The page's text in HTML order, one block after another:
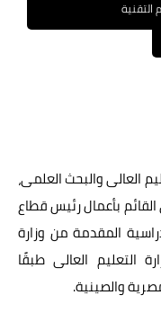
التقنية
العالى والبحث العلمى،
بأعمال رئيس قطاع
المقدمة من وزارة
التعليم العالى طبقًا
والصينية.